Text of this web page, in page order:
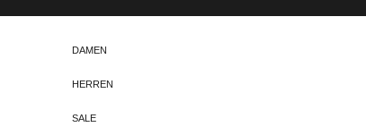
DAMEN
HERREN
SALE